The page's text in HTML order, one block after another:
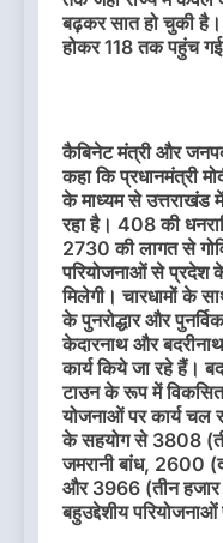
बढ़कर सात हो चुकी
होकर 118 तक पहुंच
कैबिनेट मंत्री और
कहा कि प्रधानमंत्री
के माध्यम से उत्तराखंड
रहा है। 408 की
2730 की लागत से
परियोजनाओं से प्रदेश
मिलेगी। चारधामों के
के पुनरोद्धार और
केदारनाथ और
कार्य किये जा रहे हैं।
टाउन के रूप में
योजनाओं पर कार्य चल
के सहयोग से 3808
जमरानी बांध, 2600
और 3966 (तीन हजार
बहुउद्देशीय